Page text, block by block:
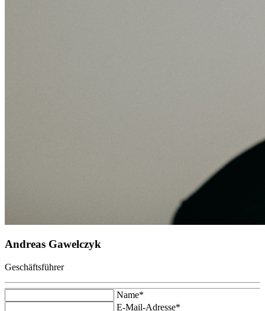
Andreas Gawelczyk
Geschäftsführer
Name*
E-Mail-Adresse*